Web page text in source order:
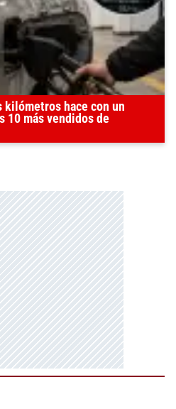
kilómetros hace con un
10 más vendidos de